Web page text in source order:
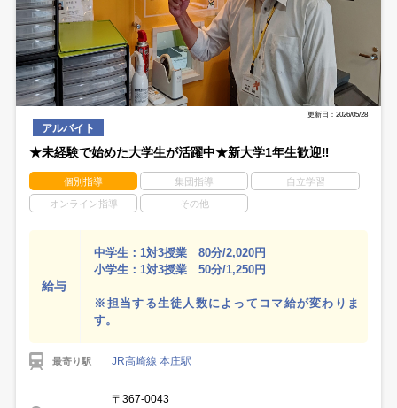
更新日：2026/05/28
アルバイト
★未経験で始めた大学生が活躍中★新大学1年生歓迎‼
個別指導 集団指導 自立学習
オンライン指導 その他
給与
中学生：1対3授業 80分/2,020円
小学生：1対3授業 50分/1,250円
※担当する生徒人数によってコマ給が変わりま
す。
最寄り駅 JR高崎線 本庄駅
〒367-0043